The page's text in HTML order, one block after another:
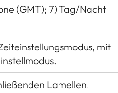
(GMT); 7) Tag/Nacht
mit
Lamellen.